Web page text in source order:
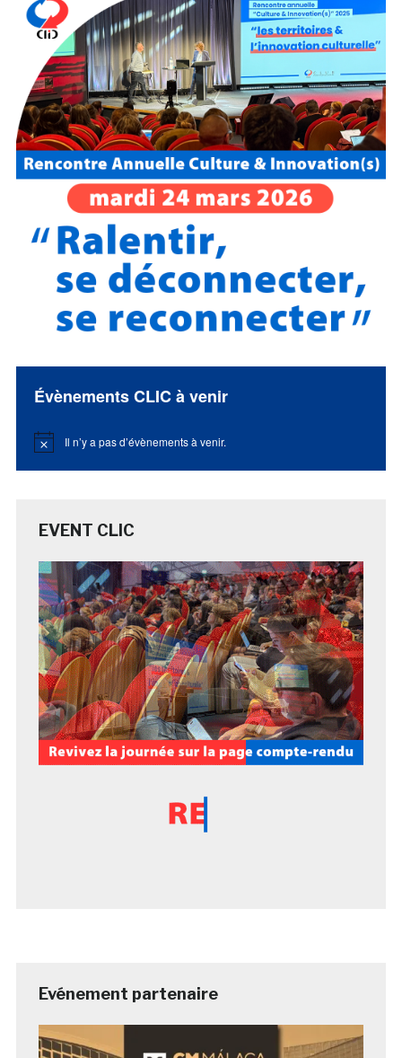
Évènements CLIC à venir
Notice Il n’y a pas d’évènements à venir.
EVENT CLIC
Evénement partenaire